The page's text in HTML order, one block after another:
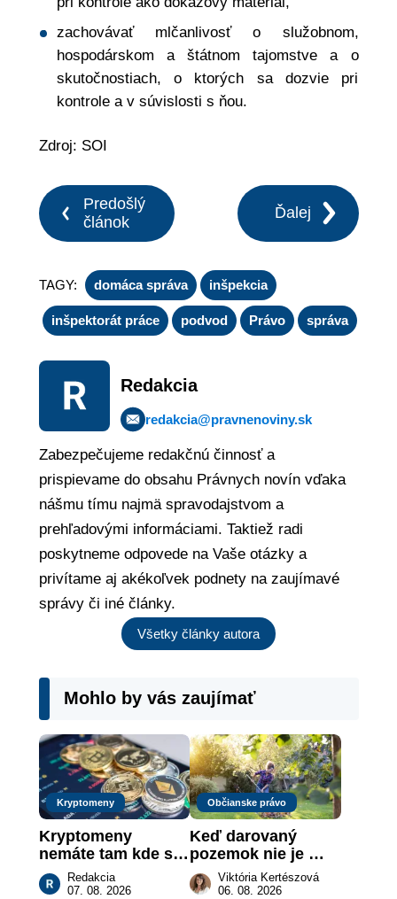
zachovávať mlčanlivosť o služobnom,
hospodárskom a štátnom tajomstve a o
skutočnostiach, o ktorých sa dozvie pri
kontrole a v súvislosti s ňou.
Zdroj: SOI
Predošlý
článok
Ďalej
TAGY: domáca správa inšpekcia
inšpektorát práce podvod Právo správa
Redakcia
redakcia@pravnenoviny.sk
Zabezpečujeme redakčnú činnosť a
prispievame do obsahu Právnych novín vďaka
nášmu tímu najmä spravodajstvom a
prehľadovými informáciami. Taktiež radi
poskytneme odpovede na Vaše otázky a
privítame aj akékoľvek podnety na zaujímavé
správy či iné články.
Všetky články autora
Mohlo by vás zaujímať
Kryptomeny
Kryptomeny
nemáte tam kde si
myslíte: Viete, kde
sa naozaj
Redakcia
07. 08. 2026
Občianske právo
Keď darovaný
pozemok nie je
„hotová vec“: kedy
môže darca žiadať
Viktória Kertészová
06. 08. 2026